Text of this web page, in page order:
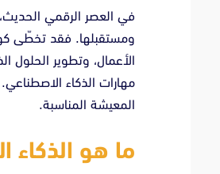
ومستقبلها. فقد تخطّى
الأعمال، وتطوير الحلول
مهارات الذكاء
المعيشة المناسبة.
ما هو الذكاء